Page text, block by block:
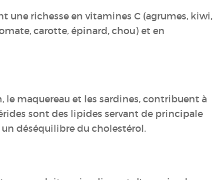
une richesse en vitamines C (agrumes, kiwi,
carotte, épinard, chou) et en
le maquereau et les sardines, contribuent à
sont des lipides servant de principale
un déséquilibre du cholestérol.